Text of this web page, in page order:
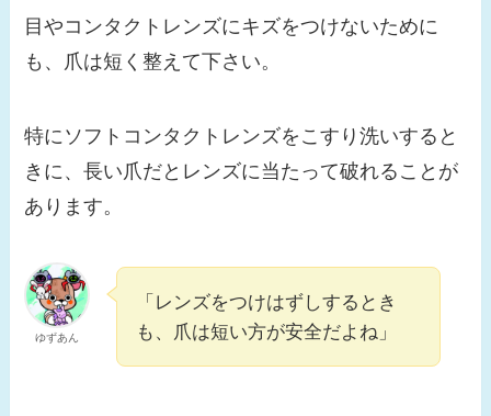
目やコンタクトレンズにキズをつけないために
も、爪は短く整えて下さい。
特にソフトコンタクトレンズをこすり洗いすると
きに、長い爪だとレンズに当たって破れることが
あります。
ゆずあん
「レンズをつけはずしするとき
も、爪は短い方が安全だよね」